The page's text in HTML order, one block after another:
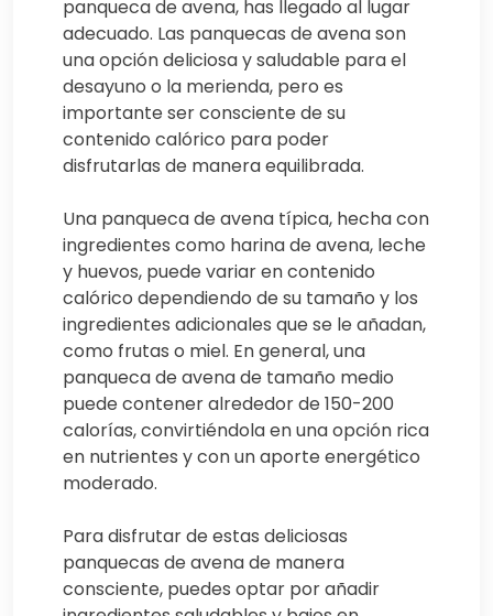
panqueca de avena, has llegado al lugar
adecuado. Las panquecas de avena son
una opción deliciosa y saludable para el
desayuno o la merienda, pero es
importante ser consciente de su
contenido calórico para poder
disfrutarlas de manera equilibrada.
Una panqueca de avena típica, hecha con
ingredientes como harina de avena, leche
y huevos, puede variar en contenido
calórico dependiendo de su tamaño y los
ingredientes adicionales que se le añadan,
como frutas o miel. En general, una
panqueca de avena de tamaño medio
puede contener alrededor de 150-200
calorías, convirtiéndola en una opción rica
en nutrientes y con un aporte energético
moderado.
Para disfrutar de estas deliciosas
panquecas de avena de manera
consciente, puedes optar por añadir